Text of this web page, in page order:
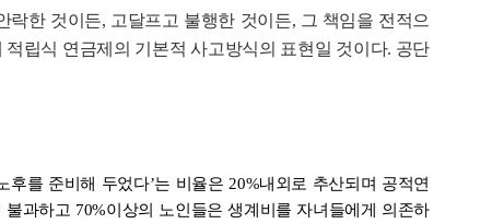
락한 것이든, 고달프고 불행한 것이든, 그 책임을 전적으
립식 연금제의 기본적 사고방식의 표현일 것이다. 공단
를 준비해 두었다’는 비율은 20%내외로 추산되며 공적연
과하고 70%이상의 노인들은 생계비를 자녀들에게 의존하